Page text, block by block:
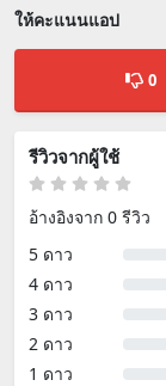
ให้คะแนนแอป
0
รีวิวจากผู้ใช้
อ้างอิงจาก 0 รีวิว
5 ดาว
4 ดาว
3 ดาว
2 ดาว
1 ดาว